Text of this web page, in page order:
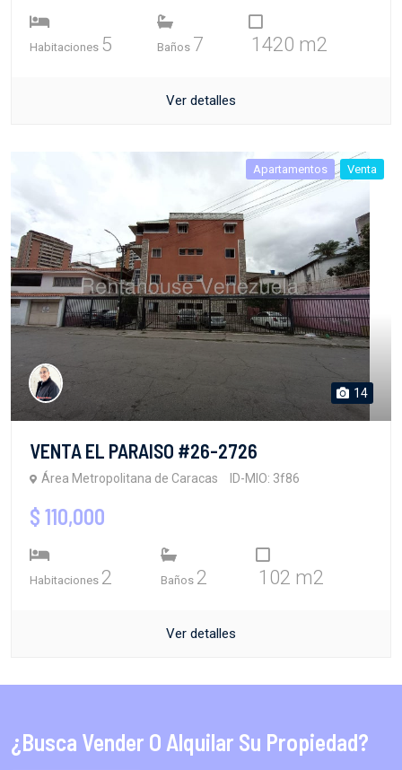
Habitaciones 5 Baños 7 1420 m2
Ver detalles
Apartamentos Venta
14
VENTA EL PARAISO #26-2726
Área Metropolitana de Caracas ID-MIO: 3f86
$ 110,000
Habitaciones 2 Baños 2 102 m2
Ver detalles
¿Busca Vender O Alquilar Su Propiedad?